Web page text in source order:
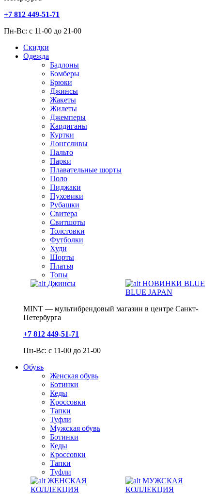
+7 812 449-51-71
Пн-Вс: с 11-00 до 21-00
Скидки
Одежда
Бадлоны
Бомберы
Брюки
Джинсы
Жакеты
Жилеты
Джемперы
Кардиганы
Куртки
Лонгсливы
Пальто
Парки
Плавательные шорты
Поло
Пиджаки
Пуховики
Рубашки
Свитера
Свитшоты
Толстовки
Футболки
Худи
Шорты
Платья
Топы
Джинсы
НОВИНКИ BLUE
BLUE JAPAN
MINT — мультибрендовый магазин в центре Санкт-
Петербурга
+7 812 449-51-71
Пн-Вс: с 11-00 до 21-00
Обувь
Женская обувь
Ботинки
Кеды
Кроссовки
Тапки
Туфли
Мужская обувь
Ботинки
Кеды
Кроссовки
Тапки
Туфли
ЖЕНСКАЯ
КОЛЛЕКЦИЯ
МУЖСКАЯ
КОЛЛЕКЦИЯ